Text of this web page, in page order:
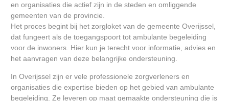
en organisaties die actief zijn in de steden en omliggende
gemeenten van de provincie.
Het proces begint bij het zorgloket van de gemeente Overijssel,
dat fungeert als de toegangspoort tot ambulante begeleiding
voor de inwoners. Hier kun je terecht voor informatie, advies en
het aanvragen van deze belangrijke ondersteuning.
In Overijssel zijn er vele professionele zorgverleners en
organisaties die expertise bieden op het gebied van ambulante
begeleiding. Ze leveren op maat gemaakte ondersteuning die is